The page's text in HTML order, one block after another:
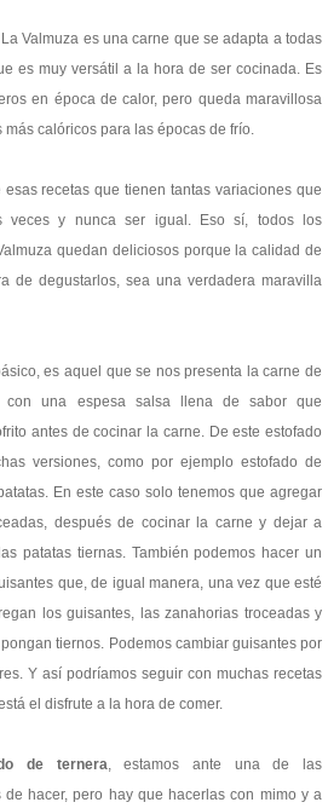
Valmuza es una carne que se adapta a todas
es muy versátil a la hora de ser cocinada. Es
en época de calor, pero queda maravillosa
calóricos para las épocas de frío.
recetas que tienen tantas variaciones que
veces y nunca ser igual. Eso sí, todos los
quedan deliciosos porque la calidad de
de degustarlos, sea una verdadera maravilla
es aquel que se nos presenta la carne de
con una espesa salsa llena de sabor que
antes de cocinar la carne. De este estofado
versiones, como por ejemplo estofado de
En este caso solo tenemos que agregar
después de cocinar la carne y dejar a
patatas tiernas. También podemos hacer un
que, de igual manera, una vez que esté
los guisantes, las zanahorias troceadas y
tiernos. Podemos cambiar guisantes por
Y así podríamos seguir con muchas recetas
el disfrute a la hora de comer.
de ternera, estamos ante una de las
hacer, pero hay que hacerlas con mimo y a